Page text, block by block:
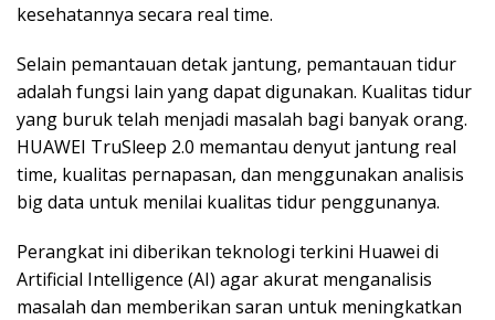
kesehatannya secara real time.
Selain pemantauan detak jantung, pemantauan tidur
adalah fungsi lain yang dapat digunakan. Kualitas tidur
yang buruk telah menjadi masalah bagi banyak orang.
HUAWEI TruSleep 2.0 memantau denyut jantung real
time, kualitas pernapasan, dan menggunakan analisis
big data untuk menilai kualitas tidur penggunanya.
Perangkat ini diberikan teknologi terkini Huawei di
Artificial Intelligence (AI) agar akurat menganalisis
masalah dan memberikan saran untuk meningkatkan